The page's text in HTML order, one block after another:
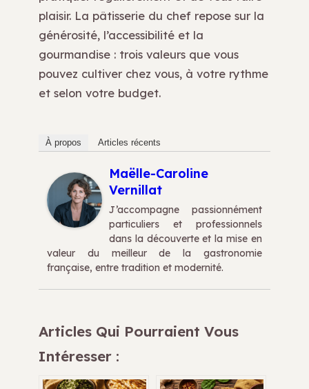
plaisir. La pâtisserie du chef repose sur la
générosité, l’accessibilité et la
gourmandise : trois valeurs que vous
pouvez cultiver chez vous, à votre rythme
et selon votre budget.
À propos Articles récents
Maëlle-Caroline
Vernillat
J’accompagne passionnément
particuliers et professionnels
dans la découverte et la mise en
valeur du meilleur de la gastronomie
française, entre tradition et modernité.
Articles Qui Pourraient Vous
Intéresser :